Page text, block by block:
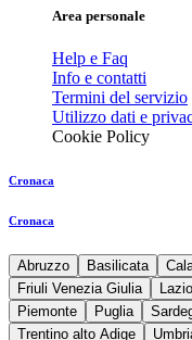
Area personale
Help e Faq
Info e contatti
Termini del servizio
Utilizzo dati e
Cookie Policy
Cronaca
Cronaca
Abruzzo Basilicata
Friuli Venezia Giulia
Lazio
Piemonte
Puglia
Trentino alto Adige